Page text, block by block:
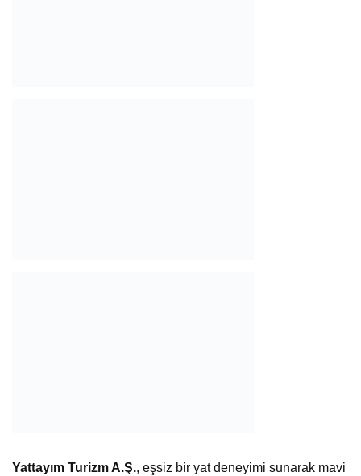
Yattayım Turizm A.Ş., eşsiz bir yat deneyimi sunarak mavi